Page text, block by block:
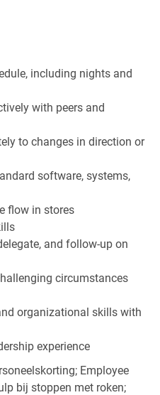
including nights and
with peers and
to changes in direction or
software, systems,
flow in stores
and follow-up on
circumstances
organizational skills with
experience
Employee
bij stoppen met roken;